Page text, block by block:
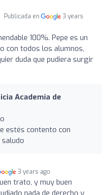
Publicada en
3 years
100%. Pepe es un
con todos los alumnos,
duda que pudiera surgir
Academia de
estés contento con
3 years ago
trato, y muy buen
nada de derecho y